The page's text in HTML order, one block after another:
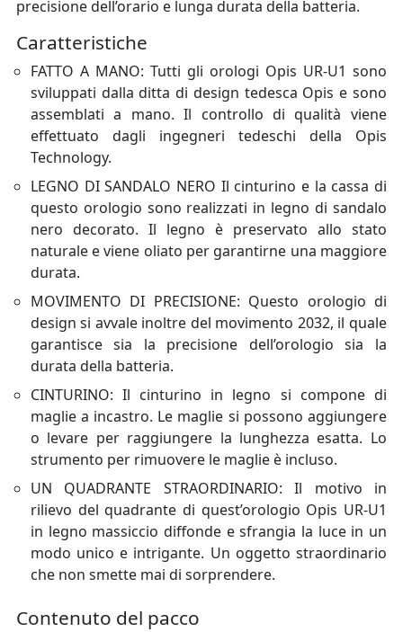
precisione dell’orario e lunga durata della batteria.
Caratteristiche
FATTO A MANO: Tutti gli orologi Opis UR-U1 sono
sviluppati dalla ditta di design tedesca Opis e sono
assemblati a mano. Il controllo di qualità viene
effettuato dagli ingegneri tedeschi della Opis
Technology.
LEGNO DI SANDALO NERO Il cinturino e la cassa di
questo orologio sono realizzati in legno di sandalo
nero decorato. Il legno è preservato allo stato
naturale e viene oliato per garantirne una maggiore
durata.
MOVIMENTO DI PRECISIONE: Questo orologio di
design si avvale inoltre del movimento 2032, il quale
garantisce sia la precisione dell’orologio sia la
durata della batteria.
CINTURINO: Il cinturino in legno si compone di
maglie a incastro. Le maglie si possono aggiungere
o levare per raggiungere la lunghezza esatta. Lo
strumento per rimuovere le maglie è incluso.
UN QUADRANTE STRAORDINARIO: Il motivo in
rilievo del quadrante di quest’orologio Opis UR-U1
in legno massiccio diffonde e sfrangia la luce in un
modo unico e intrigante. Un oggetto straordinario
che non smette mai di sorprendere.
Contenuto del pacco